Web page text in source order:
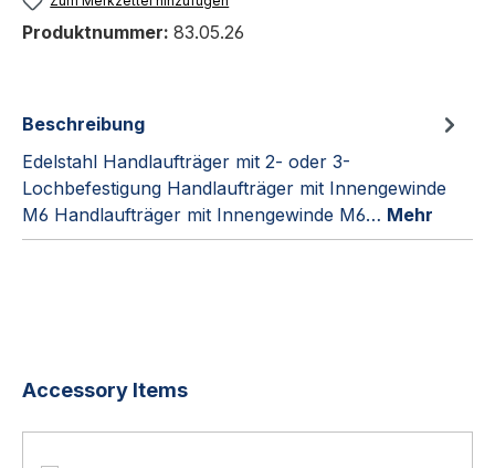
Produktnummer: 83.05.26
Beschreibung
Edelstahl Handlaufträger mit 2- oder 3-
Lochbefestigung Handlaufträger mit Innengewinde
M6 Handlaufträger mit Innengewinde M6… Mehr
Produktgalerie überspringen
Accessory Items